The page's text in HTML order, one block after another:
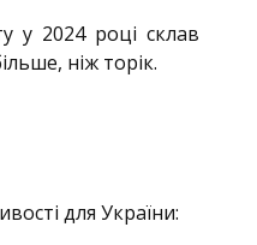
у 2024 році склав
ніж торік.
для України: